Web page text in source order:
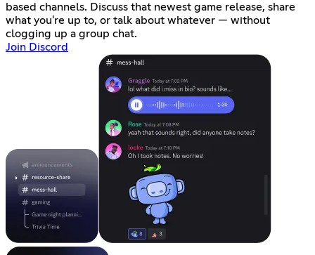
based channels. Discuss that newest game release, share
what you're up to, or talk about whatever — without
clogging up a group chat.
Join Discord